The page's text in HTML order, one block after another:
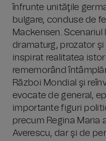
înfrunte unităţile
bulgare, conduse de
Mackensen.
dramaturg, prozator
inspirat realitatea
rememorând
Război Mondial şi
evocate de general,
importante figuri
precum Regina Maria
Averescu, dar şi de